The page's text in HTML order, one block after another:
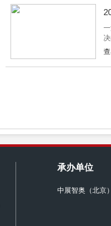
承办单位
中展智奥（北京